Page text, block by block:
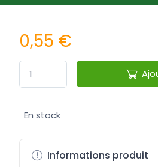
0,55 €
En stock
Informations produit